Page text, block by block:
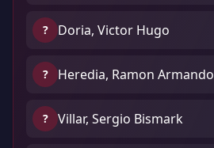
? Doria, Victor Hugo
? Heredia, Ramon Armando
? Villar, Sergio Bismark